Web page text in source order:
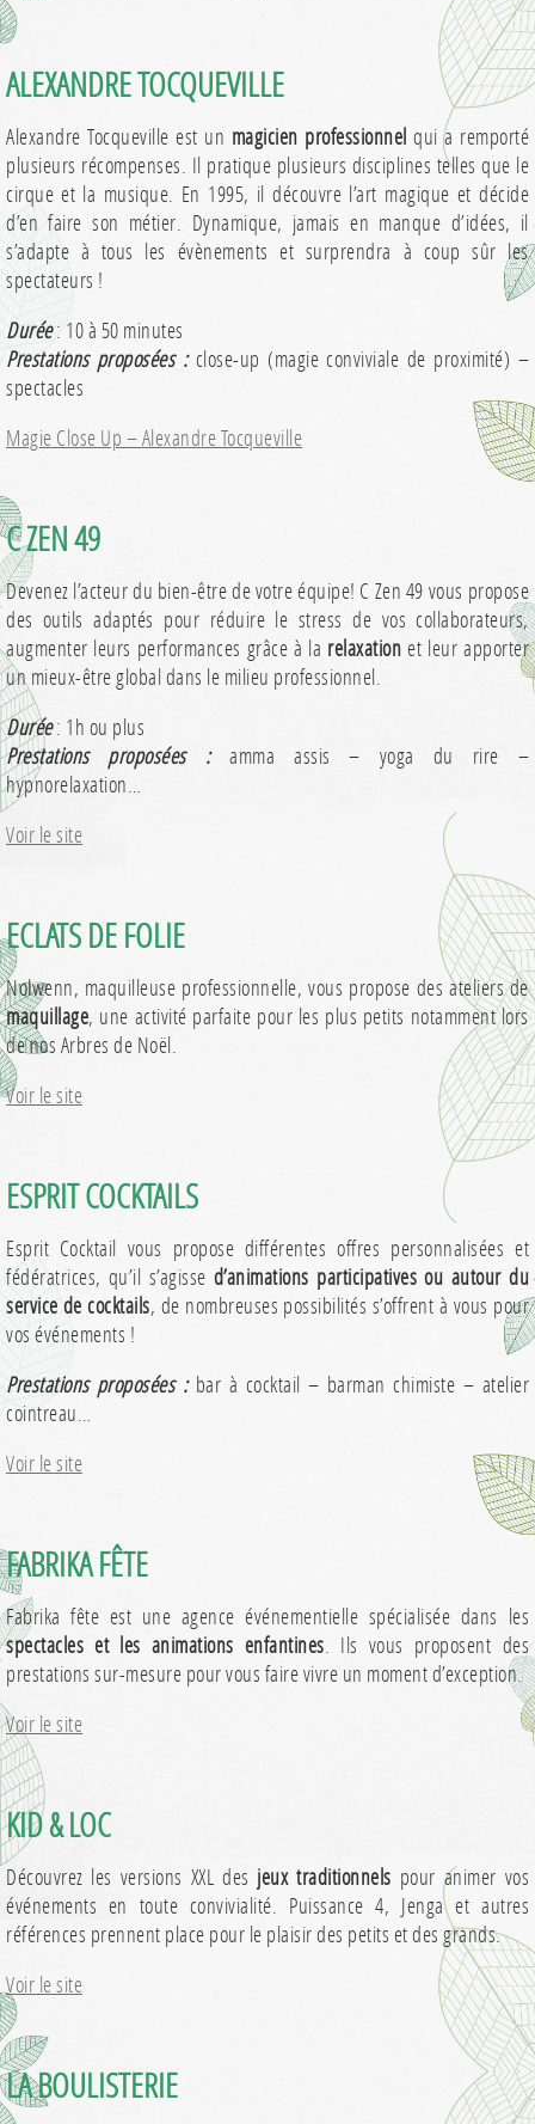
ALEXANDRE TOCQUEVILLE
Alexandre Tocqueville est un magicien professionnel qui a remporté
plusieurs récompenses. Il pratique plusieurs disciplines telles que le
cirque et la musique. En 1995, il découvre l’art magique et décide
d’en faire son métier. Dynamique, jamais en manque d’idées, il
s’adapte à tous les évènements et surprendra à coup sûr les
spectateurs !
Durée: 10 à 50 minutes
Prestations proposées :close-up (magie conviviale de proximité) –
spectacles
Magie Close Up – Alexandre Tocqueville
C ZEN 49
Devenez l’acteur du bien-être de votre équipe! C Zen 49 vous propose
des outils adaptés pour réduire le stress de vos collaborateurs,
augmenter leurs performances grâce à la relaxation et leur apporter
un mieux-être global dans le milieu professionnel.
Durée: 1h ou plus
Prestations proposées :amma assis – yoga du rire –
hypnorelaxation…
Voir le site
ECLATS DE FOLIE
Nolwenn, maquilleuse professionnelle, vous propose des ateliers de
maquillage, une activité parfaite pour les plus petits notamment lors
de nos Arbres de Noël.
Voir le site
ESPRIT COCKTAILS
Esprit Cocktail vous propose différentes offres personnalisées et
fédératrices, qu’il s’agisse d’animations participatives ou autour du
service de cocktails, de nombreuses possibilités s’offrent à vous pour
vos événements !
Prestations proposées :bar à cocktail – barman chimiste – atelier
cointreau…
Voir le site
FABRIKA FÊTE
Fabrika fête est une agence événementielle spécialisée dans les
spectacles et les animations enfantines. Ils vous proposent des
prestations sur-mesure pour vous faire vivre un moment d’exception.
Voir le site
KID & LOC
Découvrez les versions XXL des jeux traditionnels pour animer vos
événements en toute convivialité. Puissance 4, Jenga et autres
références prennent place pour le plaisir des petits et des grands.
Voir le site
LA BOULISTERIE